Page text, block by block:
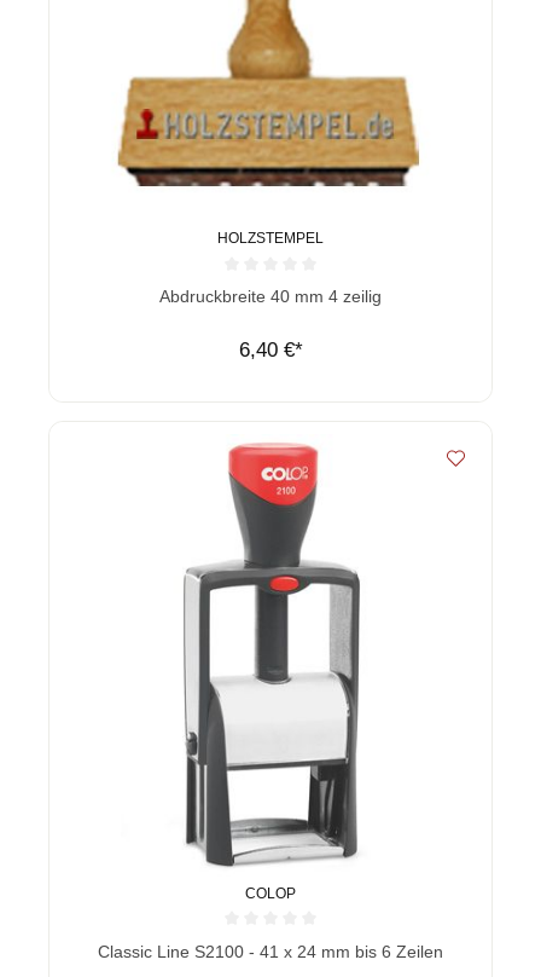
HOLZSTEMPEL
Durchschnittliche Bewertung von 0 von 5 Sternen
Abdruckbreite 40 mm 4 zeilig
6,40 €*
COLOP
Durchschnittliche Bewertung von 0 von 5 Sternen
Classic Line S2100 - 41 x 24 mm bis 6 Zeilen